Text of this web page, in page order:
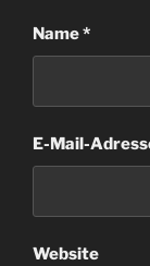
Name*
E-Mail-
Website